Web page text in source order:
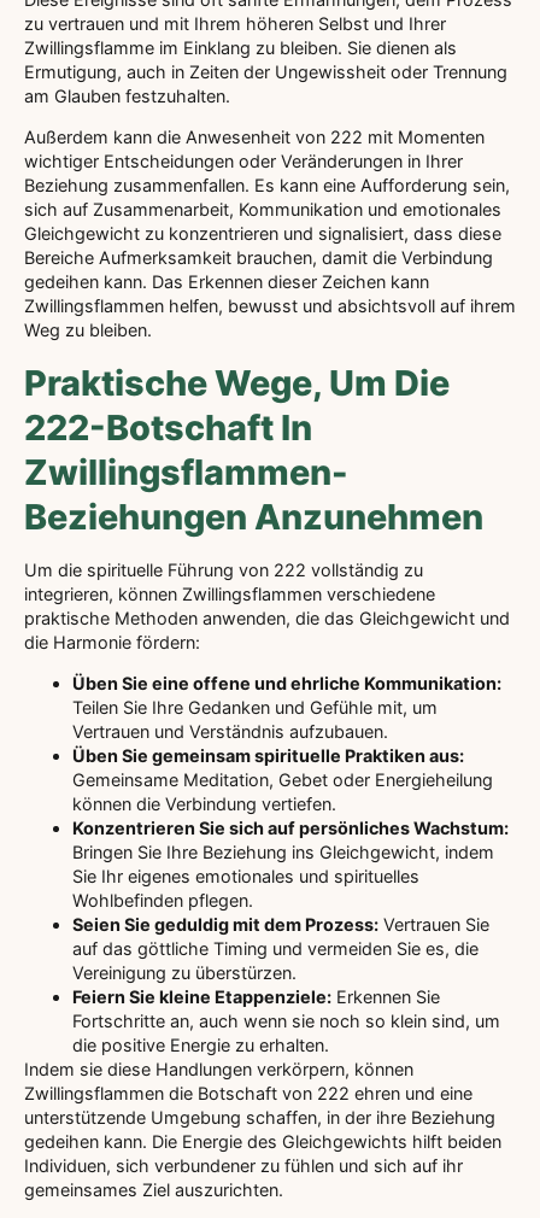
zu vertrauen und mit Ihrem höheren Selbst und Ihrer
Zwillingsflamme im Einklang zu bleiben. Sie dienen als
Ermutigung, auch in Zeiten der Ungewissheit oder Trennung
am Glauben festzuhalten.
Außerdem kann die Anwesenheit von 222 mit Momenten
wichtiger Entscheidungen oder Veränderungen in Ihrer
Beziehung zusammenfallen. Es kann eine Aufforderung sein,
sich auf Zusammenarbeit, Kommunikation und emotionales
Gleichgewicht zu konzentrieren und signalisiert, dass diese
Bereiche Aufmerksamkeit brauchen, damit die Verbindung
gedeihen kann. Das Erkennen dieser Zeichen kann
Zwillingsflammen helfen, bewusst und absichtsvoll auf ihrem
Weg zu bleiben.
Praktische Wege, Um Die
222-Botschaft In
Zwillingsflammen-
Beziehungen Anzunehmen
Um die spirituelle Führung von 222 vollständig zu
integrieren, können Zwillingsflammen verschiedene
praktische Methoden anwenden, die das Gleichgewicht und
die Harmonie fördern:
Üben Sie eine offene und ehrliche Kommunikation:
Teilen Sie Ihre Gedanken und Gefühle mit, um
Vertrauen und Verständnis aufzubauen.
Üben Sie gemeinsam spirituelle Praktiken aus:
Gemeinsame Meditation, Gebet oder Energieheilung
können die Verbindung vertiefen.
Konzentrieren Sie sich auf persönliches Wachstum:
Bringen Sie Ihre Beziehung ins Gleichgewicht, indem
Sie Ihr eigenes emotionales und spirituelles
Wohlbefinden pflegen.
Seien Sie geduldig mit dem Prozess: Vertrauen Sie
auf das göttliche Timing und vermeiden Sie es, die
Vereinigung zu überstürzen.
Feiern Sie kleine Etappenziele: Erkennen Sie
Fortschritte an, auch wenn sie noch so klein sind, um
die positive Energie zu erhalten.
Indem sie diese Handlungen verkörpern, können
Zwillingsflammen die Botschaft von 222 ehren und eine
unterstützende Umgebung schaffen, in der ihre Beziehung
gedeihen kann. Die Energie des Gleichgewichts hilft beiden
Individuen, sich verbundener zu fühlen und sich auf ihr
gemeinsames Ziel auszurichten.